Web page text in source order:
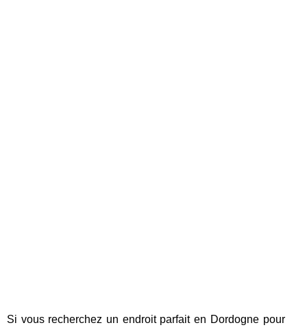
Si vous recherchez un endroit parfait en Dordogne pour